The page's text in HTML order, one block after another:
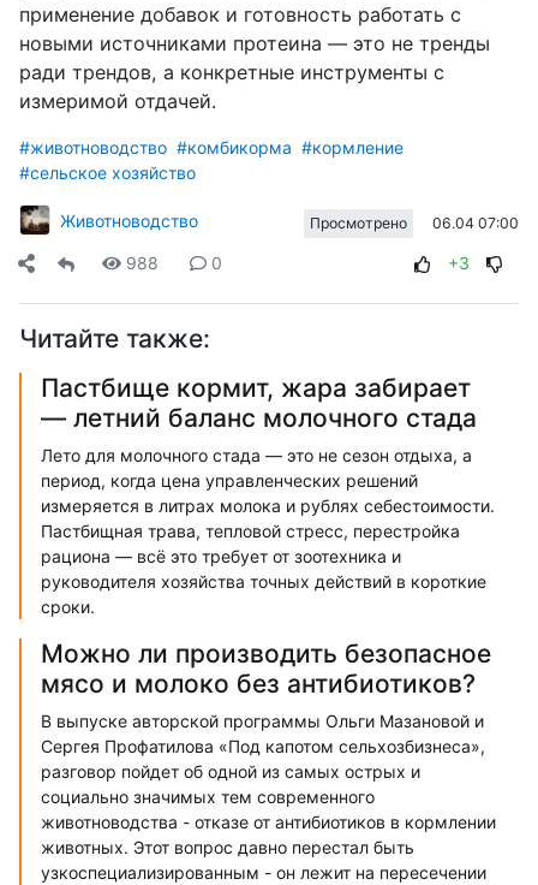
применение добавок и готовность работать с
новыми источниками протеина — это не тренды
ради трендов, а конкретные инструменты с
измеримой отдачей.
#животноводство #комбикорма #кормление
#сельское хозяйство
Животноводство Просмотрено 06.04 07:00
988 0 +3
Читайте также:
Пастбище кормит, жара забирает
— летний баланс молочного стада
Лето для молочного стада — это не сезон отдыха, а
период, когда цена управленческих решений
измеряется в литрах молока и рублях себестоимости.
Пастбищная трава, тепловой стресс, перестройка
рациона — всё это требует от зоотехника и
руководителя хозяйства точных действий в короткие
сроки.
Можно ли производить безопасное
мясо и молоко без антибиотиков?
В выпуске авторской программы Ольги Мазановой и
Сергея Профатилова «Под капотом сельхозбизнеса»,
разговор пойдет об одной из самых острых и
социально значимых тем современного
животноводства - отказе от антибиотиков в кормлении
животных. Этот вопрос давно перестал быть
узкоспециализированным - он лежит на пересечении